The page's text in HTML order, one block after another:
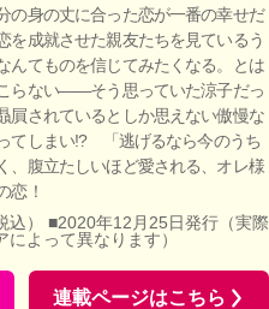
の身の丈に合った恋が一番の幸せだ
を成就させた親友たちを見ているう
んてものを信じてみたくなる。とは
らない――そう思っていた涼子だっ
屓されているとしか思えない傲慢な
てしまい!? 「逃げるなら今のうち
、腹立たしいほど愛される、オレ様
恋！
込） ■2020年12月25日発行（実際
よって異なります）
連載ページはこちら